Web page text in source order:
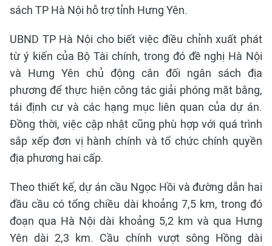
sách TP Hà Nội hỗ trợ tỉnh Hưng Yên.
UBND TP Hà Nội cho biết việc điều chỉnh xuất phát
từ ý kiến của Bộ Tài chính, trong đó đề nghị Hà Nội
và Hưng Yên chủ động cân đối ngân sách địa
phương để thực hiện công tác giải phóng mặt bằng,
tái định cư và các hạng mục liên quan của dự án.
Đồng thời, việc cập nhật cũng phù hợp với quá trình
sắp xếp đơn vị hành chính và tổ chức chính quyền
địa phương hai cấp.
Theo thiết kế, dự án cầu Ngọc Hồi và đường dẫn hai
đầu cầu có tổng chiều dài khoảng 7,5 km, trong đó
đoạn qua Hà Nội dài khoảng 5,2 km và qua Hưng
Yên dài 2,3 km. Cầu chính vượt sông Hồng dài